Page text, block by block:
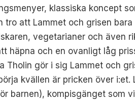
klassiska koncept
att Lammet och grisen
vegetarianer och även
häpna och en ovanligt låg
Tholin gör i sig Lammet och
kvällen är pricken över
barnen), kompisgänget som